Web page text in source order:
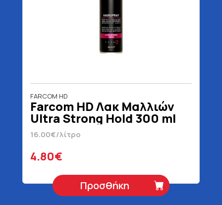
FARCOM HD
Farcom HD Λακ Μαλλιών
Ultra Strong Hold 300 ml
16.00€/λίτρο
4.80€
Προσθήκη